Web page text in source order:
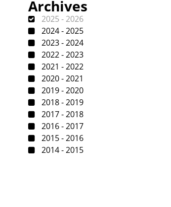
Archives
2025 - 2026
2024 - 2025
2023 - 2024
2022 - 2023
2021 - 2022
2020 - 2021
2019 - 2020
2018 - 2019
2017 - 2018
2016 - 2017
2015 - 2016
2014 - 2015